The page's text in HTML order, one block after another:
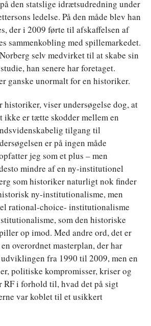
den statslige idrætsudredning under
ledelse. På den måde blev han
der i 2009 førte til afskaffelsen af
sammenkobling med spillemarkedet.
selv medvirket til at skabe sin
han senere har foretaget.
ganske unormalt for en historiker.
historiker, viser undersøgelse dog, at
ikke er tætte skodder mellem en
tilgang til
er på ingen måde
jeg som et plus – men
mindre af en ny-institutionel
som historiker naturligt nok finder
ny-institutionalisme, men
rational-choice- institutionalisme
som den historiske
op imod. Med andre ord, det er
overordnet masterplan, der har
fra 1990 til 2009, men en
politiske kompromisser, kriser og
i forhold til, hvad det på sigt
var koblet til et usikkert